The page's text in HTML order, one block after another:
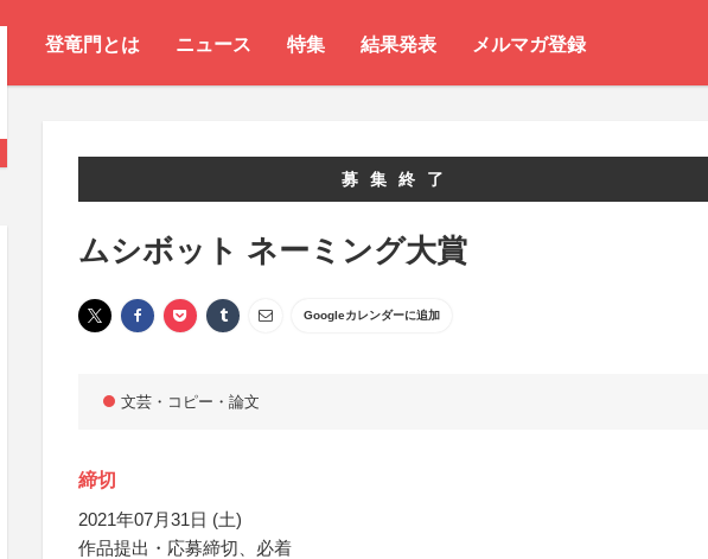
登竜門とは ニュース 特集 結果発表 メルマガ登録
募集終了
ムシボット ネーミング大賞
Googleカレンダーに追加
文芸・コピー・論文
締切
2021年07月31日 (土)
作品提出・応募締切、必着